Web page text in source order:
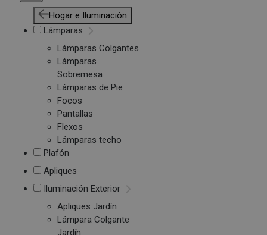
Hogar e Iluminación
Lámparas
Lámparas Colgantes
Lámparas
Sobremesa
Lámparas de Pie
Focos
Pantallas
Flexos
Lámparas techo
Plafón
Apliques
Iluminación Exterior
Apliques Jardín
Lámpara Colgante
Jardín